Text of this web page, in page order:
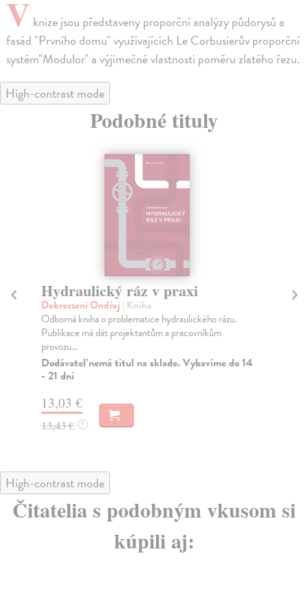
V knize jsou představeny proporční analýzy půdorysů a
fasád "Prvního domu" využívajících Le Corbusierův proporční
systém"Modulor" a výjimečné vlastnosti poměru zlatého řezu.
High-contrast mode
Podobné tituly
Současný český dřevěný dům
kolektív autorov| Kniha
Výber rodinných domov a drobných stavieb určených
na bývanie či rekreáciu, realizovaných počas behom...
Zasielame do 12 dní
11,83 €
12,20 € ?
High-contrast mode
Čitatelia s podobným vkusom si
kúpili aj: